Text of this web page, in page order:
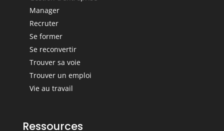
Manager
Recruter
Se former
Se reconvertir
Trouver sa voie
Trouver un emploi
Vie au travail
Ressources